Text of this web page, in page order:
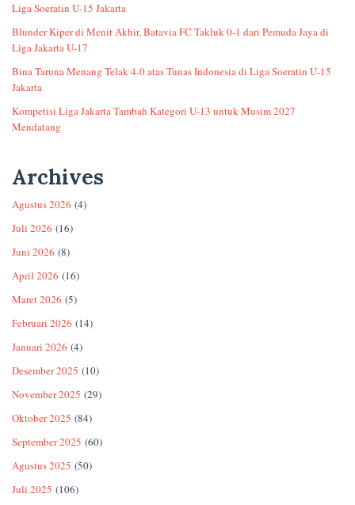
Liga Soeratin U-15 Jakarta
Blunder Kiper di Menit Akhir, Batavia FC Takluk 0-1 dari Pemuda Jaya di
Liga Jakarta U-17
Bina Taruna Menang Telak 4-0 atas Tunas Indonesia di Liga Soeratin U-15
Jakarta
Kompetisi Liga Jakarta Tambah Kategori U-13 untuk Musim 2027
Mendatang
Archives
Agustus 2026 (4)
Juli 2026 (16)
Juni 2026 (8)
April 2026 (16)
Maret 2026 (5)
Februari 2026 (14)
Januari 2026 (4)
Desember 2025 (10)
November 2025 (29)
Oktober 2025 (84)
September 2025 (60)
Agustus 2025 (50)
Juli 2025 (106)